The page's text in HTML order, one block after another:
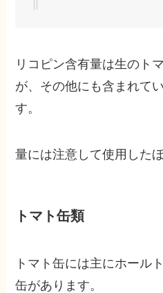
リコピン含有量は生のト
が、その他にも含まれて
す。
量には注意して使用した
トマト缶類
トマト缶には主にホール
缶があります。